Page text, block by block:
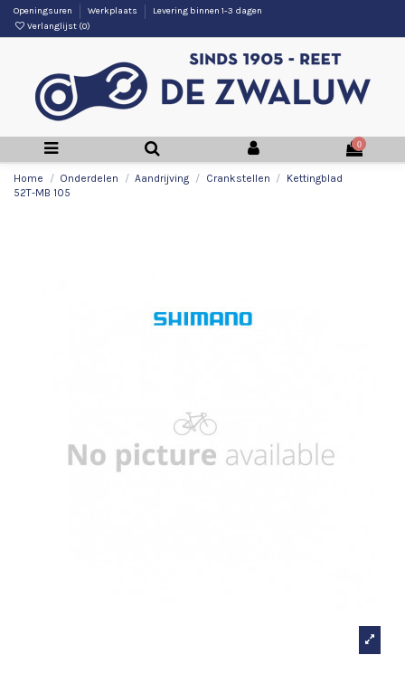
Openingsuren Werkplaats
Levering binnen 1-3 dagen
Verlanglijst (0)
0
Home Onderdelen Aandrijving Crankstellen
Kettingblad
52T-MB 105